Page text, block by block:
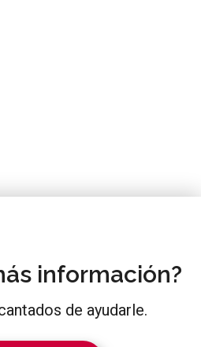
información?
de ayudarle.